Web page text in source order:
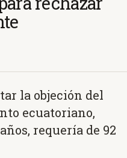
la objeción del
ecuatoriano,
requería de 92